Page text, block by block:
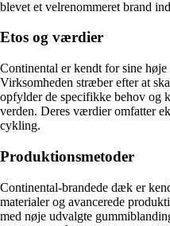
blevet et velrenommeret brand
Etos og værdier
Continental er kendt for sine
Virksomheden stræber efter at
opfylder de specifikke behov og
verden. Deres værdier omfatter
cykling.
Produktionsmetoder
Continental-brandede dæk er
materialer og avancerede
med nøje udvalgte